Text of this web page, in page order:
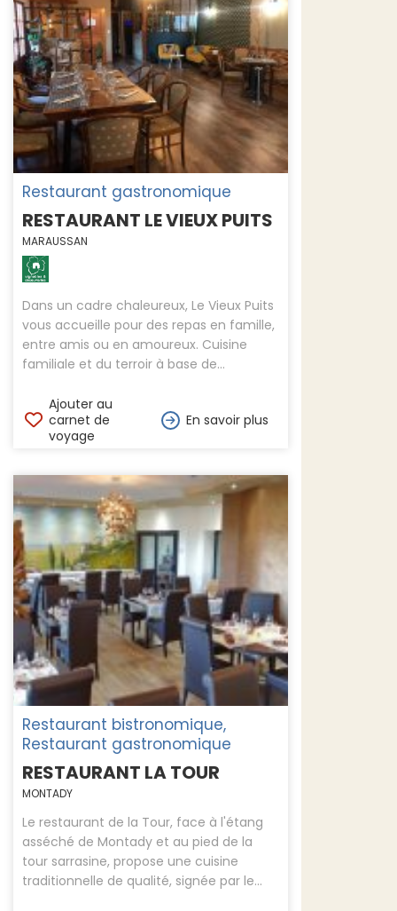
Restaurant gastronomique
RESTAURANT LE VIEUX PUITS
MARAUSSAN
Dans un cadre chaleureux, Le Vieux Puits
vous accueille pour des repas en famille,
entre amis ou en amoureux. Cuisine
familiale et du terroir à base de...
Ajouter au
carnet de
voyage
En savoir plus
Restaurant bistronomique,
Restaurant gastronomique
RESTAURANT LA TOUR
MONTADY
Le restaurant de la Tour, face à l'étang
asséché de Montady et au pied de la
tour sarrasine, propose une cuisine
traditionnelle de qualité, signée par le...